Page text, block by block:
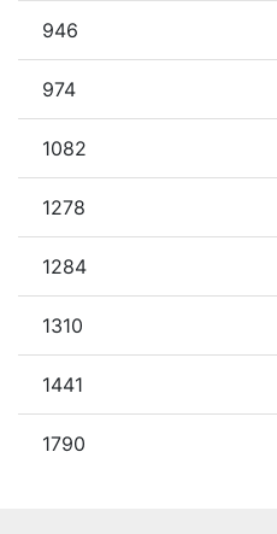
946
974
1082
1278
1284
1310
1441
1790